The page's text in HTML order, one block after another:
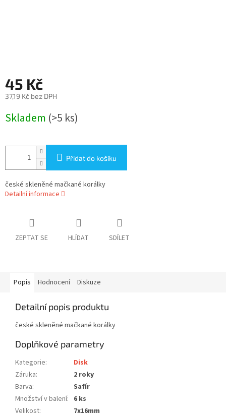
45 Kč
37,19 Kč bez DPH
cena:
Skladem (>5 ks)
Přidat do košíku
české skleněné mačkané korálky
Detailní informace
ZEPTAT SE HLÍDAT SDÍLET
Popis Hodnocení Diskuze
Detailní popis produktu
české skleněné mačkané korálky
Doplňkové parametry
Kategorie:
Disk
Záruka:
2 roky
Barva:
Safír
Množství v balení: 6 ks
Velikost: 7x16mm